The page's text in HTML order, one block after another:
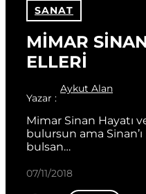
SANAT
MİMAR
ELLERİ
Yazar :
Aykut Alan
Mimar Sinan Hayatı
bulursun ama Sinan’ı
bulsan…
07/11/2018